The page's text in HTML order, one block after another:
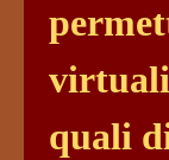
quali